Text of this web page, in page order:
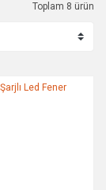
Toplam 8 ürün